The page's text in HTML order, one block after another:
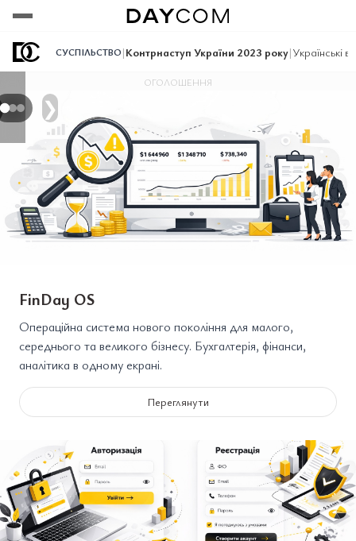
СУСПІЛЬСТВО|Контрнаступ України 2023 року|Українські
❯
ОГОЛОШЕННЯ
FinDay OS
Операційна система нового покоління для малого,
середнього та великого бізнесу. Бухгалтерія, фінанси,
аналітика в одному екрані.
Переглянути